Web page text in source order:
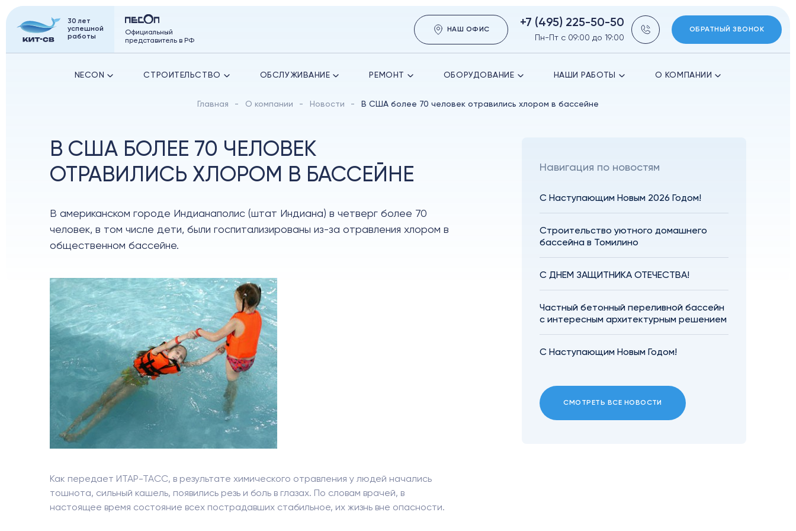
30 лет
успешной
работы
Официальный
представитель в РФ
НАШ ОФИС
+7 (495) 225-50-50
Пн-Пт с 09:00 до 19:00
ОБРАТНЫЙ ЗВОНОК
NECON СТРОИТЕЛЬСТВО ОБСЛУЖИВАНИЕ РЕМОНТ ОБОРУДОВАНИЕ НАШИ РАБОТЫ О КОМПАНИИ
Главная О компании Новости В США более 70 человек отравились хлором в бассейне
В США БОЛЕЕ 70 ЧЕЛОВЕК
ОТРАВИЛИСЬ ХЛОРОМ В БАССЕЙНЕ
В американском городе Индианаполис (штат Индиана) в четверг более 70
человек, в том числе дети, были госпитализированы из-за отравления хлором в
общественном бассейне.
Как передает ИТАР-ТАСС, в результате химического отравления у людей начались
тошнота, сильный кашель, появились резь и боль в глазах. По словам врачей, в
настоящее время состояние всех пострадавших стабильное, их жизнь вне опасности.
Навигация по новостям
С Наступающим Новым 2026 Годом!
Строительство уютного домашнего
бассейна в Томилино
С ДНЕМ ЗАЩИТНИКА ОТЕЧЕСТВА!
Частный бетонный переливной бассейн
с интересным архитектурным решением
С Наступающим Новым Годом!
СМОТРЕТЬ ВСЕ НОВОСТИ